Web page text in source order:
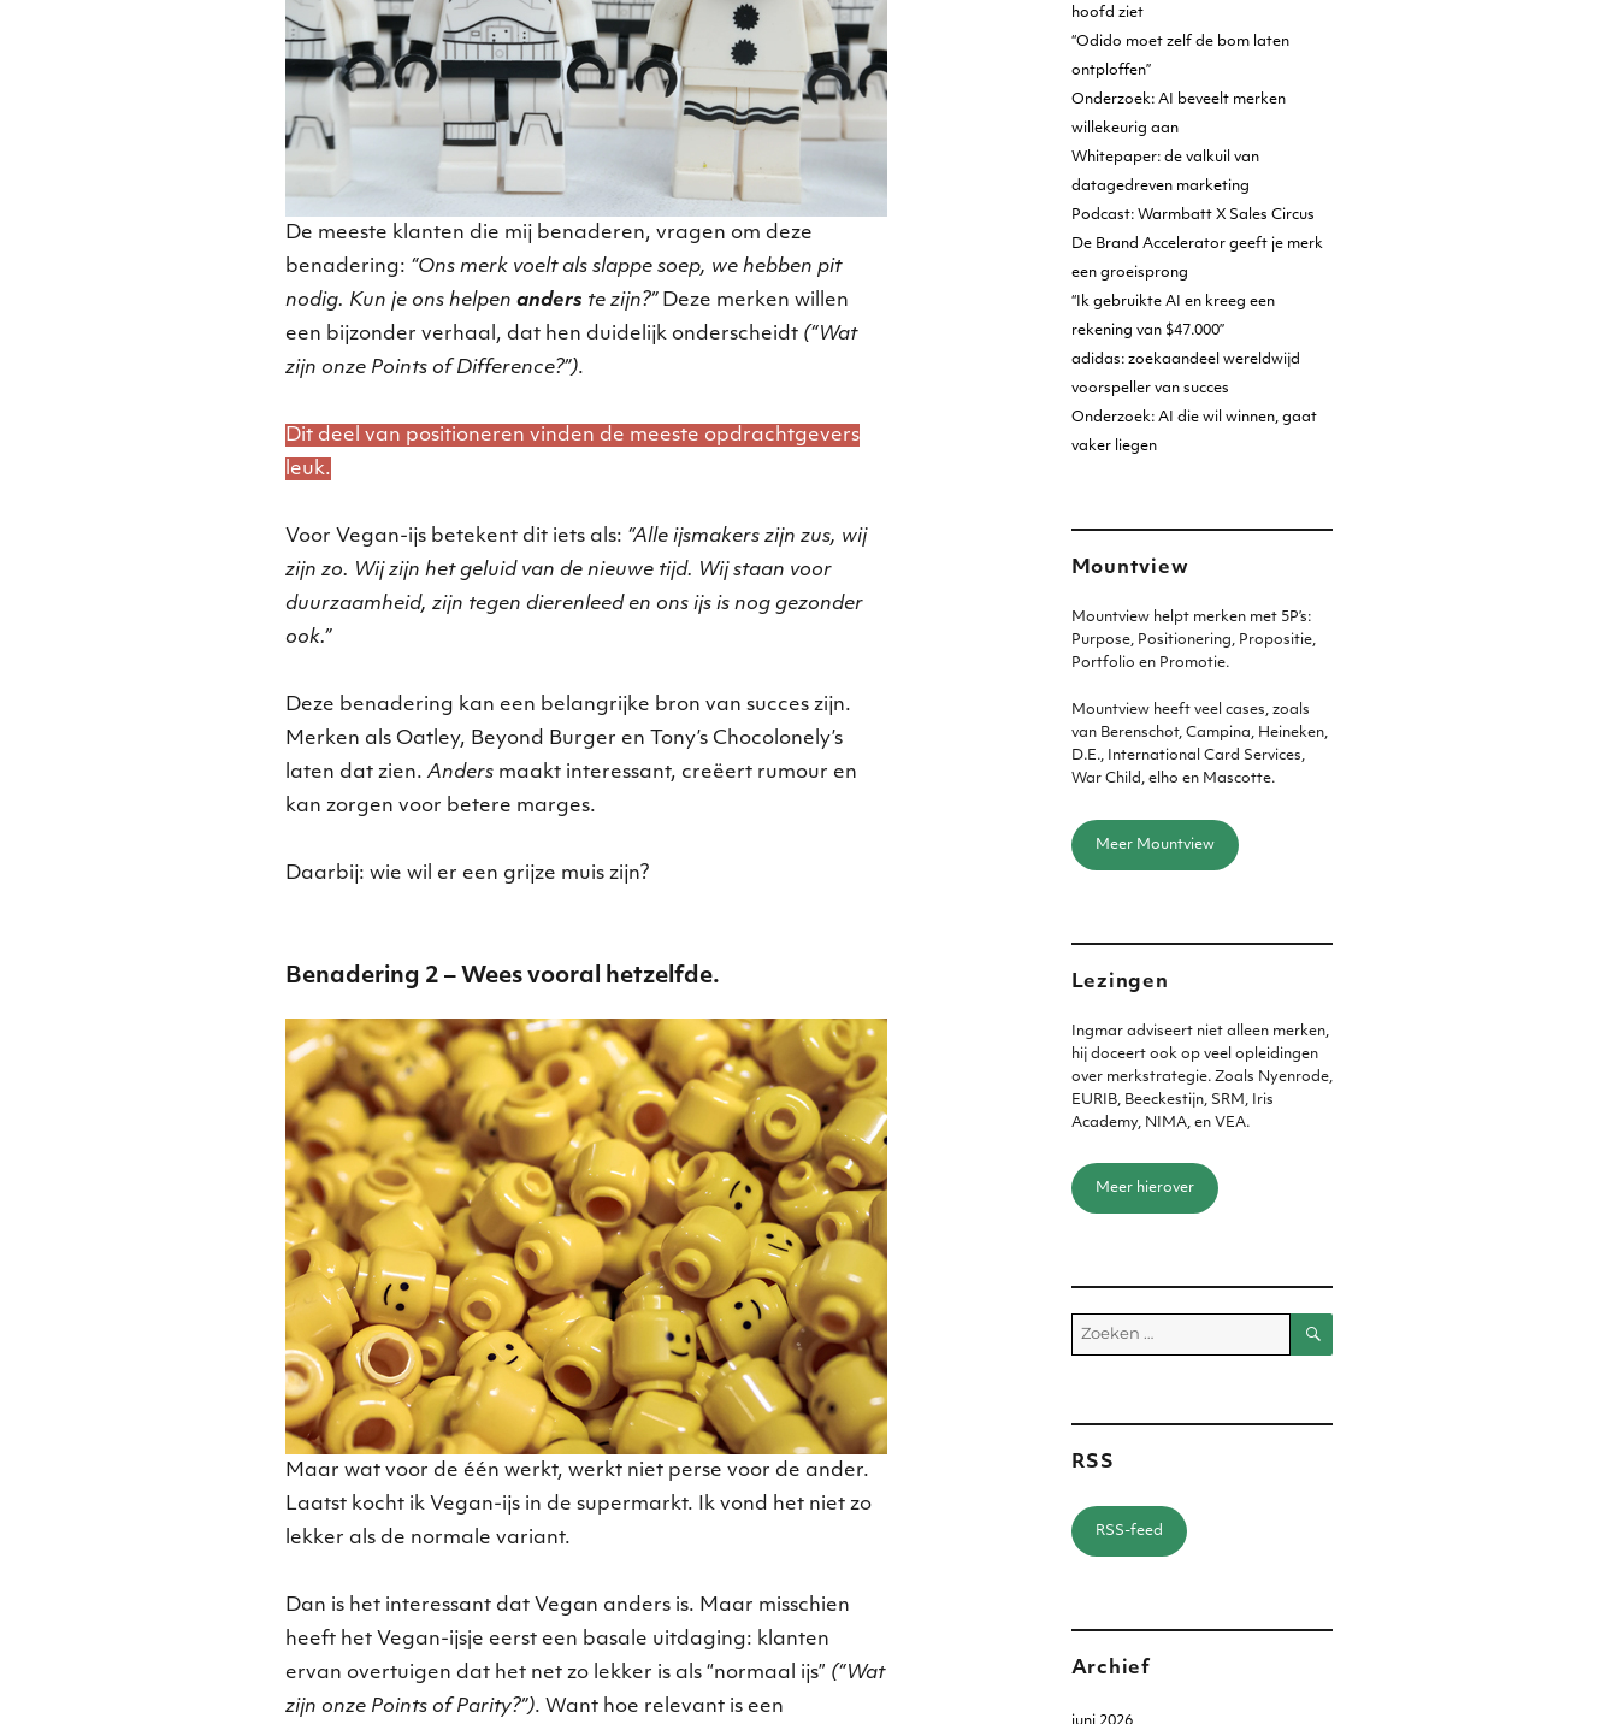
De meeste klanten die mij benaderen, vragen om deze
benadering: “Ons merk voelt als slappe soep, we hebben pit
nodig. Kun je ons helpen anders te zijn?”Deze merken willen
een bijzonder verhaal, dat hen duidelijk onderscheidt (“Wat
zijn onze Points of Difference?”).
Dit deel van positioneren vinden de meeste opdrachtgevers
leuk.
Voor Vegan-ijs betekent dit iets als: “Alle ijsmakers zijn zus, wij
zijn zo. Wij zijn het geluid van de nieuwe tijd. Wij staan voor
duurzaamheid, zijn tegen dierenleed en ons ijs is nog gezonder
ook.”
Deze benadering kan een belangrijke bron van succes zijn.
Merken als Oatley, Beyond Burger en Tony’s Chocolonely’s
laten dat zien.Andersmaakt interessant, creëert rumour en
kan zorgen voor betere marges.
Daarbij: wie wil er een grijze muis zijn?
Benadering 2 – Wees vooral hetzelfde.
Maar wat voor de één werkt, werkt niet perse voor de ander.
Laatst kocht ik Vegan-ijs in de supermarkt. Ik vond het niet zo
lekker als de normale variant.
Dan is het interessant dat Vegan anders is. Maar misschien
heeft het Vegan-ijsje eerst een basale uitdaging: klanten
ervan overtuigen dat het net zo lekker is als “normaal ijs” (“Wat
zijn onze Points of Parity?”). Want hoe relevant is een
hoofd ziet
“Odido moet zelf de bom laten
ontploffen”
Onderzoek: AI beveelt merken
willekeurig aan
Whitepaper: de valkuil van
datagedreven marketing
Podcast: Warmbatt X Sales Circus
De Brand Accelerator geeft je merk
een groeisprong
“Ik gebruikte AI en kreeg een
rekening van $47.000”
adidas: zoekaandeel wereldwijd
voorspeller van succes
Onderzoek: AI die wil winnen, gaat
vaker liegen
Mountview
Mountview helpt merken met 5P’s:
Purpose, Positionering, Propositie,
Portfolio en Promotie.
Mountview heeft veel cases, zoals
van Berenschot, Campina, Heineken,
D.E., International Card Services,
War Child, elho en Mascotte.
Meer Mountview
Lezingen
Ingmar adviseert niet alleen merken,
hij doceert ook op veel opleidingen
over merkstrategie. Zoals Nyenrode,
EURIB, Beeckestijn, SRM, Iris
Academy, NIMA, en VEA.
Meer hierover
Zoeken
Zoeken
RSS
RSS-feed
Archief